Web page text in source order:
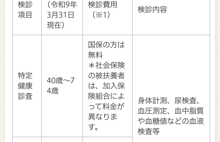
検診
項目
(令和9年
3月31日
現在）
検診費用
（※1）
検診内容
特定
健康
診査
40歳～7
4歳
国保の方は
無料
＊社会保険
の被扶養者
は、加入保
険組合によ
って料金が
異なりま
す。
身体計測、尿検査、
血圧測定、血中脂質
や血糖値などの血液
検査等